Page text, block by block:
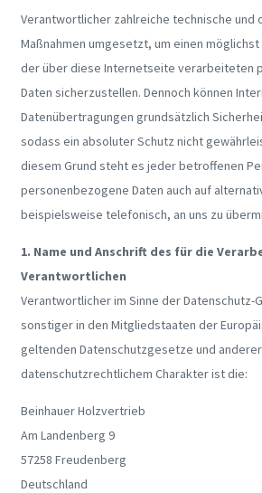
Verantwortlicher zahlreiche technische und
Maßnahmen umgesetzt, um einen
der über diese Internetseite verarbeiteten
Daten sicherzustellen. Dennoch können
Datenübertragungen grundsätzlich
sodass ein absoluter Schutz nicht
diesem Grund steht es jeder betroffenen
personenbezogene Daten auch auf
beispielsweise telefonisch, an uns zu
1. Name und Anschrift des für die
Verantwortlichen
Verantwortlicher im Sinne der Datenschutz-
sonstiger in den Mitgliedstaaten der
geltenden Datenschutzgesetze und
datenschutzrechtlichem Charakter ist die:
Beinhauer Holzvertrieb
Am Landenberg 9
57258 Freudenberg
Deutschland